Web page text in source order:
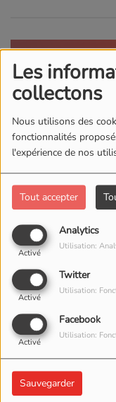
Les
collectons
Nous utilisons des
fonctionnalités
l'expérience de nos
Tout accepter
Analytics
Activé
Utilisation:
Twitter
Activé
Utilisation:
Facebook
Activé
Utilisation:
Sauvegarder
ÉCOUTER LE PODCAST